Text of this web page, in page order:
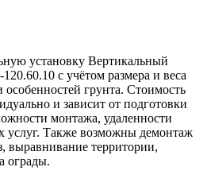
установку Вертикальный
с учётом размера и веса
особенностей грунта. Стоимость
и зависит от подготовки
монтажа, удаленности
услуг. Также возможны демонтаж
выравнивание территории,
ограды.